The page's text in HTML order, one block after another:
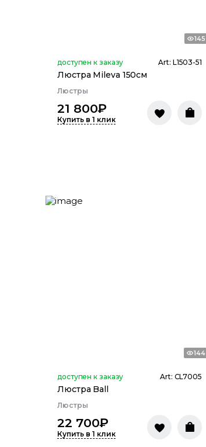
145
доступен к заказу Art: L1503-51
Люстра Mileva 150см
Люстры
21 800₽
Купить в 1 клик
144
доступен к заказу Art: CL7005
Люстра Ball
Люстры
22 700₽
Купить в 1 клик